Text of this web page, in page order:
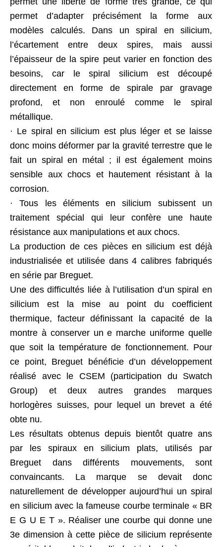
permet d’adapter précisément la forme aux
modèles calculés. Dans un spiral en silicium,
l’écartement entre deux spires, mais aussi
l’épaisseur de la spire peut varier en fonction des
besoins, car le spiral silicium est découpé
directement en forme de spirale par gravage
profond, et non enroulé comme le spiral
métallique.
· Le spiral en silicium est plus léger et se laisse
donc moins déformer par la gravité terrestre que le
fait un spiral en métal ; il est également moins
sensible aux chocs et hautement résistant à la
corrosion.
· Tous les éléments en silicium subissent un
traitement spécial qui leur confère une haute
résistance aux manipulations et aux chocs.
La production de ces pièces en silicium est déjà
industrialisée et utilisée dans 4 calibres fabriqués
en série par Breguet.
Une des difficultés liée à l’utilisation d’un spiral en
silicium est la mise au point du coefficient
thermique, facteur définissant la capacité de la
montre à conserver un e marche uniforme quelle
que soit la température de fonctionnement. Pour
ce point, Breguet bénéficie d’un développement
réalisé avec le CSEM (participation du Swatch
Group) et deux autres grandes marques
horlogères suisses, pour lequel un brevet a été
obte nu.
Les résultats obtenus depuis bientôt quatre ans
par les spiraux en silicium plats, utilisés par
Breguet dans différents mouvements, sont
convaincants. La marque se devait donc
naturellement de développer aujourd’hui un spiral
en silicium avec la fameuse courbe terminale « BR
E G U E T ». Réaliser une courbe qui donne une
3e dimension à cette pièce de silicium représente